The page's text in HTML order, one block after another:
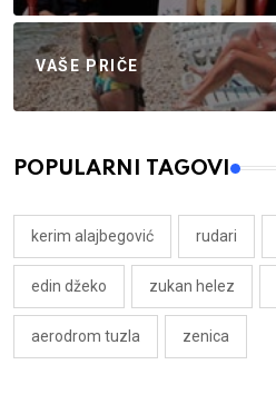
VAŠE PRIČE
POPULARNI TAGOVI
kerim alajbegović rudari
edin džeko zukan helez
aerodrom tuzla zenica